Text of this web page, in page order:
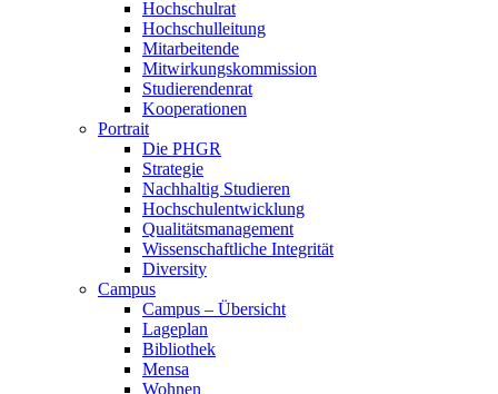
Hochschulrat
Hochschulleitung
Mitarbeitende
Mitwirkungskommission
Studierendenrat
Kooperationen
Portrait
Die PHGR
Strategie
Nachhaltig Studieren
Hochschulentwicklung
Qualitätsmanagement
Wissenschaftliche Integrität
Diversity
Campus
Campus – Übersicht
Lageplan
Bibliothek
Mensa
Wohnen